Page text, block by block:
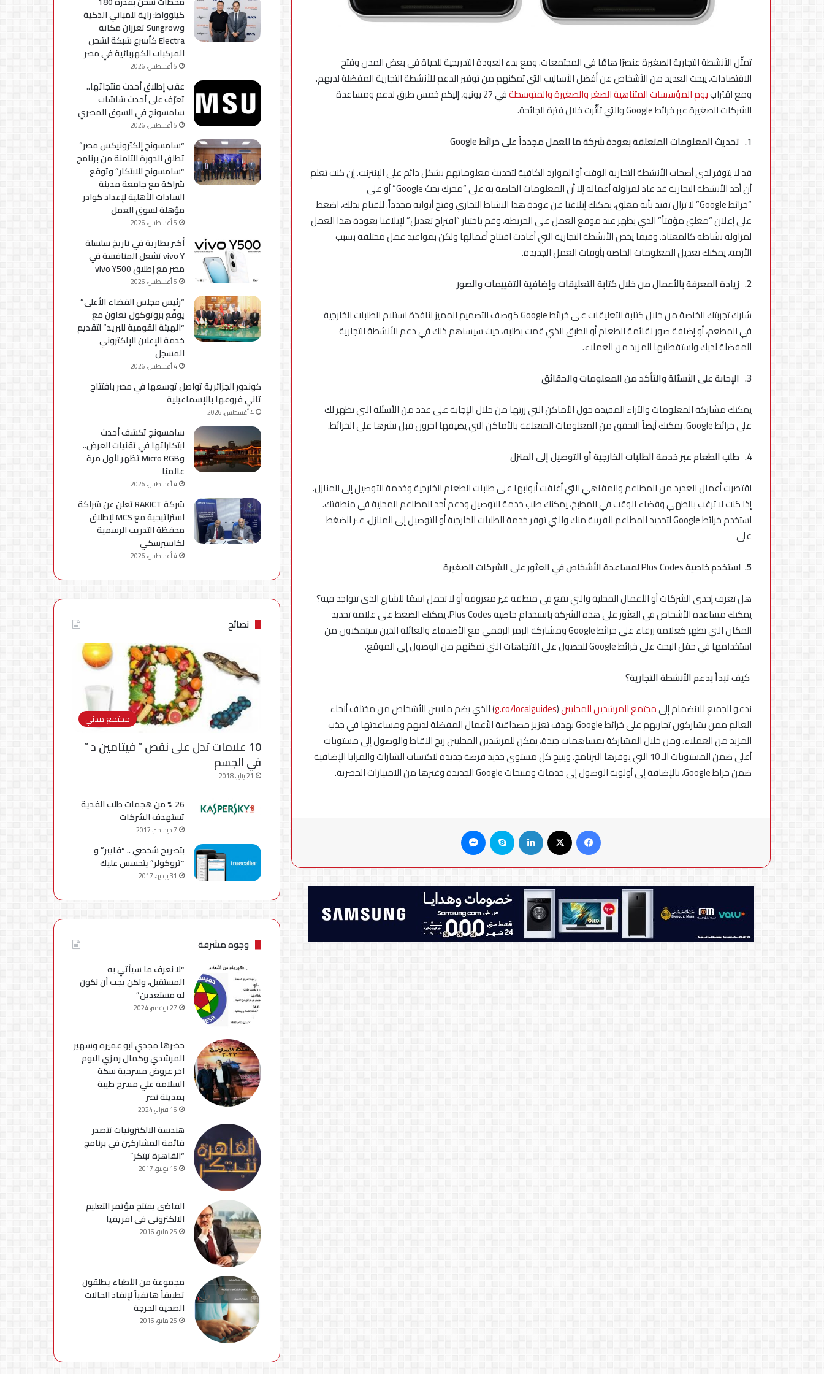
تمثّل الأنشطة التجارية الصغيرة عنصرًا هامًّا في المجتمعات. ومع بدء العودة التدريجية للحياة في بعض المدن وفتح
الاقتصادات، يبحث العديد من الأشخاص عن أفضل الأساليب التي تمكنهم من توفير الدعم للأنشطة التجارية المفضلة لديهم.
ومع اقترابيوم المؤسسات المتناهية الصغر والصغيرة والمتوسطة
في 27 يونيو، إليكم خمس طرق لدعم ومساعدة
الشركات الصغيرة عبر خرائط Google والتي تأثّرت خلال فترة الجائحة.
1. تحديث المعلومات المتعلقة بعودة شركة ما للعمل مجدداً على خرائطGoogle
قد لا يتوفر لدى أصحاب الأنشطة التجارية الوقت أو الموارد الكافية لتحديث معلوماتهم بشكل دائم على الإنترنت. إن كنت تعلم
أن أحد الأنشطة التجارية قد عاد لمزاولة أعماله إلا أن المعلومات الخاصة به على “محرك بحث Google” أو على
“خرائط Google” لا تزال تفيد بأنه مغلق، يمكنك إبلاغنا عن عودة هذا النشاط التجاري وفتح أبوابه مجدداً. للقيام بذلك، اضغط
على إعلان “مغلق مؤقتاً” الذي يظهر عند موقع العمل على الخريطة، وقم باختيار “اقتراح تعديل” لإبلاغنا بعودة هذا العمل
لمزاولة نشاطه كالمعتاد. وفيما يخص الأنشطة التجارية التي أعادت افتتاح أعمالها ولكن بمواعيد عمل مختلفة بسبب
الأزمة، يمكنك تعديل المعلومات الخاصة بأوقات العمل الجديدة.
2. زيادة المعرفة بالأعمال من خلال كتابة التعليقات وإضافية التقييمات والصور
شارك تجربتك الخاصة من خلال كتابة التعليقات على خرائط Google كوصف التصميم المميز لنافذة استلام الطلبات الخارجية
في المطعم، أو إضافة صور لقائمة الطعام أو الطبق الذي قمت بطلبه، حيث سيساهم ذلك في دعم الأنشطة التجارية
المفضلة لديك واستقطابها المزيد من العملاء.
3. الإجابة على الأسئلة والتأكد من المعلومات والحقائق
يمكنك مشاركة المعلومات والآراء المفيدة حول الأماكن التي زرتها من خلال الإجابة على عدد من الأسئلة التي تظهر لك
على خرائط Google. يمكنك أيضاً التحقق من المعلومات المتعلقة بالأماكن التي يضيفها آخرون قبل نشرها على الخرائط.
4. طلب الطعام عبر خدمة الطلبات الخارجية أو التوصيل إلى المنزل
اقتصرت أعمال العديد من المطاعم والمقاهي التي أغلقت أبوابها على طلبات الطعام الخارجية وخدمة التوصيل إلى المنازل.
إذا كنت لا ترغب بالطهي وقضاء الوقت في المطبخ، يمكنك طلب خدمة التوصيل ودعم أحد المطاعم المحلية في منطقتك.
استخدم خرائط Google لتحديد المطاعم القريبة منك والتي توفر خدمة الطلبات الخارجية أو التوصيل إلى المنازل، عبر الضغط
على
5. استخدم خاصيةPlus Codesلمساعدة الأشخاص في العثور على الشركات الصغيرة
هل تعرف إحدى الشركات أو الأعمال المحلية والتي تقع في منطقة غير معروفة أو لا تحمل اسمًا للشارع الذي تتواجد فيه؟
يمكنك مساعدة الأشخاص في العثور على هذه الشركة باستخدام خاصية Plus
Codes. يمكنك الضغط على علامة تحديد
المكان التي تظهر كعلامة زرقاء على خرائط Google ومشاركة الرمز الرقمي مع الأصدقاء والعائلة الذين سيتمكنون من
استخدامها في حقل البحث على خرائط Google للحصول على الاتجاهات التي تمكنهم من الوصول إلى الموقع.
كيف تبدأ بدعم الأنشطة التجارية؟
ندعو الجميع للانضمام إلىمجتمع المرشدين المحليين(
g.co/localguides) الذي يضم ملايين الأشخاص من مختلف أنحاء
العالم ممن يشاركون تجاربهم على خرائط Google بهدف تعزيز مصداقية الأعمال المفضلة لديهم ومساعدتها في جذب
المزيد من العملاء. ومن خلال المشاركة بمساهمات جيدة، يمكن للمرشدين المحليين ربح النقاطوالوصول إلى مستويات
أعلى ضمن المستويات الـ 10 التي يوفرها البرنامج. ويتيح كل مستوى جديد فرصة جديدة لاكتساب الشارات والمزايا الإضافية
ضمن خراط Google، بالإضافة إلى أولوية الوصول إلى خدمات ومنتجات Google الجديدة وغيرها من الامتيازات الحصرية.
فيسبوك لينكدإن سكايب
التحديثات
كيلوواط: راية للمباني الذكية
وSungrow تعززان مكانة
Electra كأسرع شبكة لشحن
المركبات الكهربائية في مصر
5 أغسطس، 2026
عقب إطلاق أحدث منتجاتها..
تعرّف على أحدث شاشات
سامسونج في السوق المصري
5 أغسطس، 2026
“سامسونج إلكترونيكس مصر”
تطلق الدورة الثامنة من برنامج
“سامسونج للابتكار” وتوقع
شراكة مع جامعة مدينة
السادات الأهلية لإعداد كوادر
مؤهلة لسوق العمل
5 أغسطس، 2026
أكبر بطارية في تاريخ سلسلة
vivo Y تشعل المنافسة في
مصر مع إطلاق vivo Y500
5 أغسطس، 2026
“رئيس مجلس القضاء الأعلى”
يوقّع بروتوكول تعاون مع
“الهيئة القومية للبريد” لتقديم
خدمة الإعلان الإلكتروني
المسجل
4 أغسطس، 2026
كوندور الجزائرية تواصل توسعها في مصر بافتتاح
ثاني فروعها بالإسماعيلية
4 أغسطس، 2026
سامسونج تكشف أحدث
ابتكاراتها في تقنيات العرض..
وMicro RGB تظهر لأول مرة
عالميًا
4 أغسطس، 2026
شركة RAKICT تعلن عن شراكة
استراتيجية مع MCS لإطلاق
محفظة التدريب الرسمية
لكاسبرسكي
4 أغسطس، 2026
نصائح
مجتمع مدني
10 علامات تدل على نقص ” فيتامين د ”
في الجسم
21 يناير، 2018
26 % من هجمات طلب الفدية
تستهدف الشركات
7 ديسمبر، 2017
بتصريح شخصي .. “فايبر” و
“تروكولر” يتجسس عليك
31 يوليو، 2017
وجوه مشرفة
“لا نعرف ما سيأتي به
المستقبل، ولكن يجب أن نكون
له مستعدين”
27 نوفمبر، 2024
حضرها مجدي ابو عميره وسهير
المرشدي وكمال رمزي اليوم
اخر عروض مسرحية سكة
السلامة علي مسرح طيبة
بمدينة نصر
16 فبراير، 2024
هندسة الالكترونيات تتصدر
قائمة المشاركين في برنامج
“القاهرة تبتكر”
15 يوليو، 2017
القاضى يفتتح مؤتمر التعليم
الالكترونى فى افريقيا
25 مايو، 2016
مجموعة من الأطباء يطلقون
تطبيقاً هاتفياً لإنقاذ الحالات
الصحية الحرجة
25 مايو، 2016